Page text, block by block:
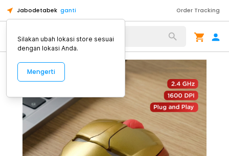
Jabodetabek ganti Order Tracking
Alat Kopi
Silakan ubah lokasi store sesuai
dengan lokasi Anda.
Mengerti